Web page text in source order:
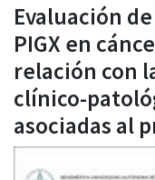
Evaluación
PIGX en
relación con
clínico-
asociadas al